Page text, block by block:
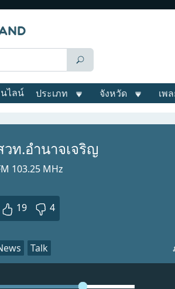
ไลน์ ประเภท จังหวัด เพ
วท.อำนาจเจริญ
103.25 MHz
19 4
Talk